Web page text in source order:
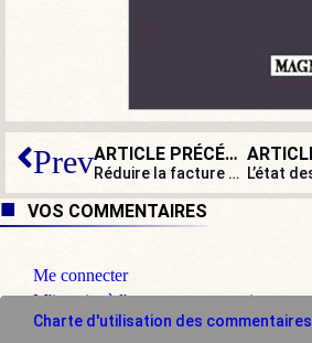
Prev ARTICLE PRÉCÉDENT
Réduire la facture de carburant des Français : les fausses bonnes idées ?
VOS COMMENTAIRES
Me connecter
M'inscrire à l'espace commentaire
Charte d'utilisation des commentaires